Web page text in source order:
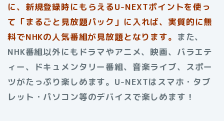
に、新規登録時にもらえるU-NEXTポイントを使っ
て「まるごと見放題パック」に入れば、実質的に無
料でNHKの人気番組が見放題となります。 また、
NHK番組以外にもドラマやアニメ、映画、バラエテ
ィー、ドキュメンタリー番組、音楽ライブ、スポー
ツがたっぷり楽しめます。U-NEXTはスマホ・タブ
レット・パソコン等のデバイスで楽しめます！